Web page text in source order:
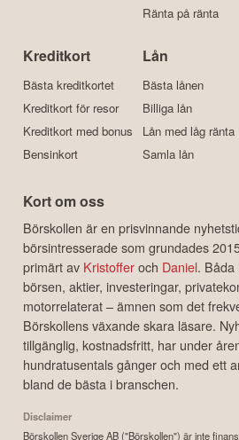
Ränta på ränta
Kreditkort
Bästa kreditkortet
Kreditkort för resor
Kreditkort med bonus
Bensinkort
Lån
Bästa lånen
Billiga lån
Lån med låg ränta
Samla lån
Kort om oss
Börskollen är en prisvinnande
börsintresserade som grundades
primärt av Kristofferoch Daniel. Båda
börsen, aktier, investeringar,
motorrelaterat – ämnen som det
Börskollens växande skara läsare.
tillgänglig, kostnadsfritt, har under
hundratusentals gånger och med ett
bland de bästa i branschen.
Disclaimer
Börskollen Sverige AB ("Börskollen") är inte